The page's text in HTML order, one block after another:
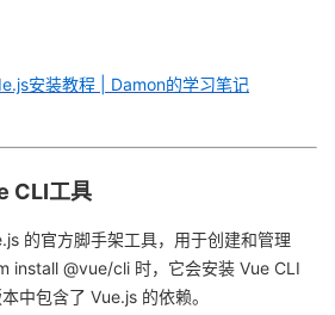
安装教程 | Damon的学习笔记
CLI工具
的官方脚手架工具，用于创建和管理
install @vue/cli 时，它会安装 Vue CLI
中包含了 Vue.js 的依赖。